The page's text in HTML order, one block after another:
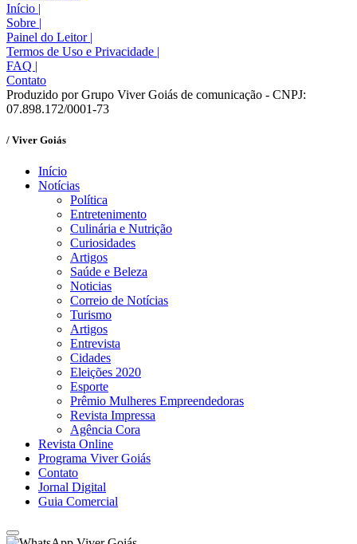
Início |
Sobre |
Painel do Leitor |
Termos de Uso e Privacidade |
FAQ |
Contato
Produzido por Grupo Viver Goiás de comunicação - CNPJ:
07.898.172/0001-73
/ Viver Goiás
Início
Notícias
Política
Entretenimento
Culinária e Nutrição
Curiosidades
Artigos
Saúde e Beleza
Noticias
Correio de Notícias
Turismo
Artigos
Entrevista
Cidades
Eleições 2020
Esporte
Prêmio Mulheres Empreendedoras
Revista Impressa
Agência Cora
Revista Online
Programa Viver Goiás
Contato
Jornal Digital
Guia Comercial